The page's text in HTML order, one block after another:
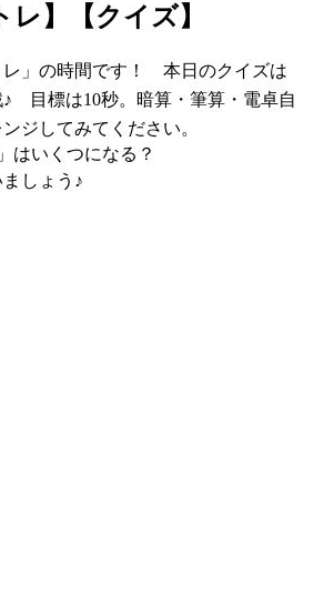
】【クイズ】
レ」の時間です！ 本日のクイズは
♪ 目標は10秒。暗算・筆算・電卓自
ジしてみてください。
はいくつになる？
しょう♪